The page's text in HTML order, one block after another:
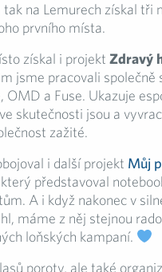
tak na Lemurech získal tři
prvního místa.
získal i projekt Zdravý
jsme pracovali společně
OMD a Fuse. Ukazuje
skutečnosti jsou a
zažité.
i další projekt Můj
představoval
A i když nakonec v
máme z něj stejnou
loňských kampaní.
poroty, ale také